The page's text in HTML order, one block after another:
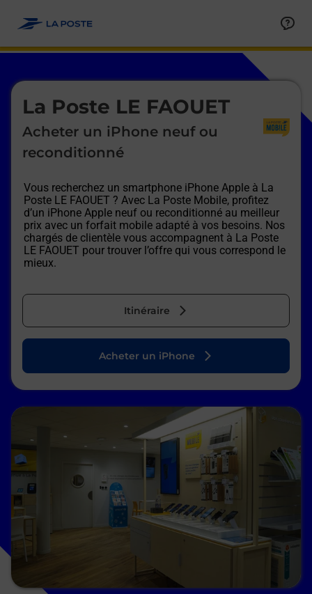
La Poste LE FAOUET
Acheter un iPhone neuf ou
reconditionné
Vous recherchez un smartphone iPhone Apple à La
Poste LE FAOUET ? Avec La Poste Mobile, profitez
d’un iPhone Apple neuf ou reconditionné au meilleur
prix avec un forfait mobile adapté à vos besoins. Nos
chargés de clientèle vous accompagnent à La Poste
LE FAOUET pour trouver l’offre qui vous correspond le
mieux.
Itinéraire
Le lien s'ouvre dans un nouvel onglet
Acheter un iPhone